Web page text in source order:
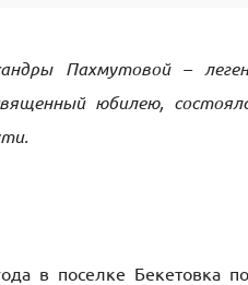
Пахмутовой –
юбилею,
в поселке Бекетовка